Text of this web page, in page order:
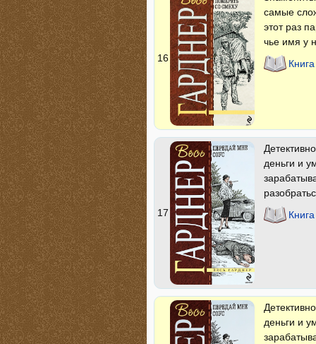
16
самые
этот раз
чье имя у
17
деньги и
деньги и